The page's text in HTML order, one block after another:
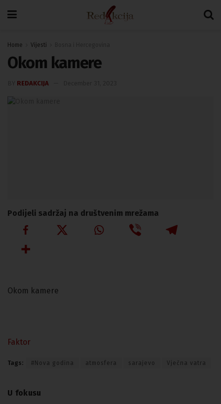
Home Vijesti
Okom kamere
REDAKCIJA
Podijeli sadržaj na društvenim mrežama
Okom kamere
Faktor
Tags: #Nova godina atmosfera sarajevo Vječna vatra
U fokusu